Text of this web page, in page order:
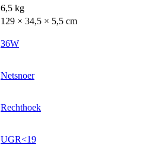
6,5 kg
129 × 34,5 × 5,5 cm
36W
Netsnoer
Rechthoek
UGR<19